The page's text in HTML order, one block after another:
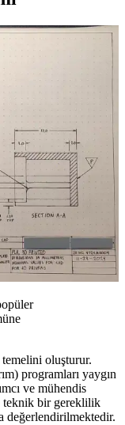
oluşturur.
programları yaygın
ve mühendis
teknik bir gereklilik
değerlendirilmektedir.